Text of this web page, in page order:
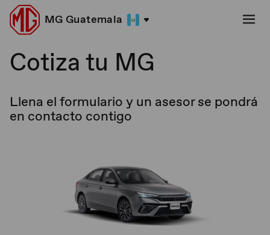
MG Guatemala
Cotiza tu MG
Llena el formulario y un asesor se pondrá
en contacto contigo